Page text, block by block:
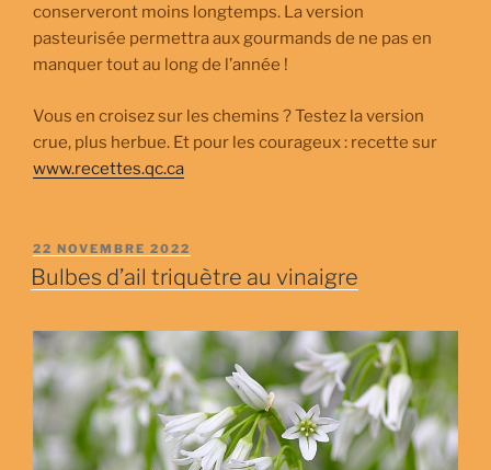
conserveront moins longtemps. La version
pasteurisée permettra aux gourmands de ne pas en
manquer tout au long de l’année !
Vous en croisez sur les chemins ? Testez la version
crue, plus herbue. Et pour les courageux : recette sur
www.recettes.qc.ca
PUBLIÉ
LE
22 NOVEMBRE 2022
Bulbes d’ail triquètre au vinaigre